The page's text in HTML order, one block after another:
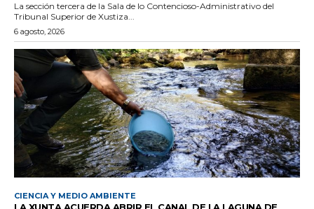
La sección tercera de la Sala de lo Contencioso-Administrativo del
Tribunal Superior de Xustiza...
6 agosto, 2026
CIENCIA Y MEDIO AMBIENTE